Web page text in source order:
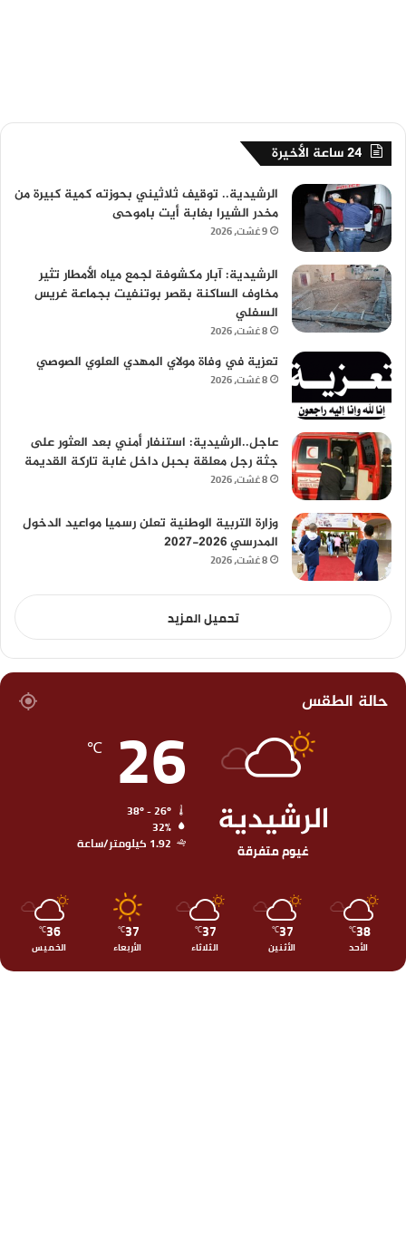
24 ساعة الأخيرة
الرشيدية.. توقيف ثلاثيني بحوزته كمية كبيرة من
مخدر الشيرا بغابة أيت باموحى
9 غشت، 2026
الرشيدية: آبار مكشوفة لجمع مياه الأمطار تثير
مخاوف الساكنة بقصر بوتنفيت بجماعة غريس
السفلي
8 غشت، 2026
تعزية في وفاة مولاي المهدي العلوي الصوصي
8 غشت، 2026
عاجل..الرشيدية: استنفار أمني بعد العثور على
جثة رجل معلقة بحبل داخل غابة تاركة القديمة
8 غشت، 2026
وزارة التربية الوطنية تعلن رسميا مواعيد الدخول
المدرسي 2026-2027
8 غشت، 2026
تحميل المزيد
حالة الطقس
الرشيدية
غيوم متفرقة
26
℃
32%
1.92 كيلومتر/ساعة
38
℃
الأحد
37
℃
الأثنين
37
℃
الثلاثاء
37
℃
الأربعاء
36
℃
الخميس